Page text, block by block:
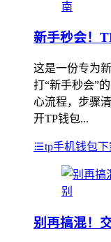
新手秒会！
这是一份专为
打“新手秒会”
心流程，步骤
开TP钱包...
tp手机钱包下
别再搞混！